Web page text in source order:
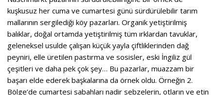
kuşkusuz her cuma ve cumartesi günü sürdürülebilir tarım
mallarının sergilediği köy pazarları. Organik yetiştirilmiş
balıklar, doğal ortamda yetiştirilmiş tüm ırklardan tavuklar,
geleneksel usulde çalışan küçük yayla çiftliklerinden dağ
peyniri, elle üretilen pastırma ve sosisler, eski İngiliz gül
çeşitleri ve daha pek çok şey… Bu pazarlar, muazzam bir
başarı elde ederek başkalarına da örnek oldu. Örneğin 2.
Bölge’de cumartesi sabahları nadir sebzelerin, otların ve etin